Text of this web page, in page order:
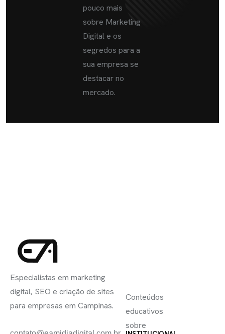
pouco mais
sobre Marketing
Digital e os
segredos para a
sua empresa se
destacar no
mercado.
Especialistas em marketing
digital, SEO e criação de sites
para empresas em Campinas.
Conteúdos
educativos
sobre